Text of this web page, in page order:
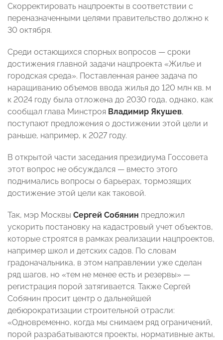
Скорректировать нацпроекты в соответствии с
переназначенными целями правительство должно к
30 октября.
Среди остающихся спорных вопросов — сроки
достижения главной задачи нацпроекта «Жилье и
городская среда». Поставленная ранее задача по
наращиванию объемов ввода жилья до 120 млн кв. м
к 2024 году была отложена до 2030 года, однако, как
сообщал глава Минстроя Владимир Якушев,
поступают предложения о достижении этой цели и
раньше, например, к 2027 году.
В открытой части заседания президиума Госсовета
этот вопрос не обсуждался — вместо этого
поднимались вопросы о барьерах, тормозящих
достижение этой цели как таковой.
Так, мэр Москвы Сергей Собянин предложил
ускорить постановку на кадастровый учет объектов,
которые строятся в рамках реализации нацпроектов,
например школ и детских садов. По словам
градоначальника, в этом направлении уже сделан
ряд шагов, но «тем не менее есть и резервы» —
регистрация порой затягивается. Также Сергей
Собянин просит центр о дальнейшей
дебюрократизации строительной отрасли:
«Одновременно, когда мы снимаем ряд ограничений,
порой разрабатываются проекты, нормативные акты,